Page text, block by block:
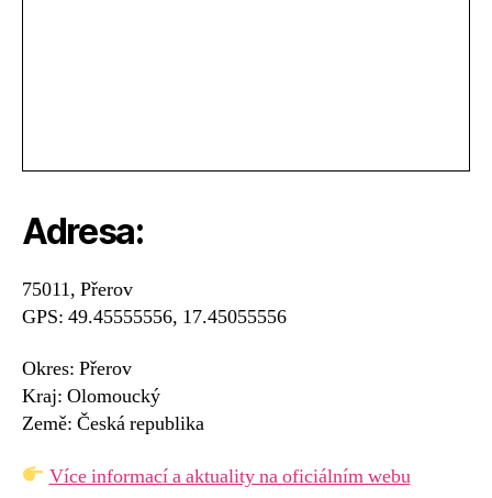
Adresa:
75011, Přerov
GPS: 49.45555556, 17.45055556
Okres: Přerov
Kraj: Olomoucký
Země: Česká republika
Více informací a aktuality na oficiálním webu